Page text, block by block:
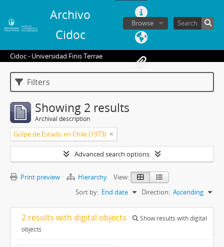
Archivo
Cidoc
Browse
Cidoc - Universidad Finis Terrae
Filters
Showing 2 results
Archival description
Golpe de Estado en Chile (1973)
Advanced search options
Print preview Hierarchy
View:
Sort by: End date Direction: Ascending
2 results with digital objects
Show results with digital
objects